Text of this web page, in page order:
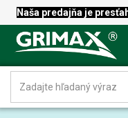
Naša predajňa je